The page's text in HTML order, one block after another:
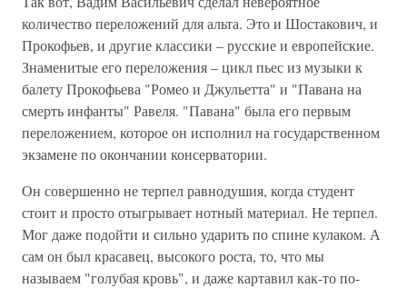
количество переложений для альта. Это и Шостакович, и
Прокофьев, и другие классики – русские и европейские.
Знаменитые его переложения – цикл пьес из музыки к
балету Прокофьева "Ромео и Джульетта" и "Павана на
смерть инфанты" Равеля. "Павана" была его первым
переложением, которое он исполнил на государственном
экзамене по окончании консерватории.
Он совершенно не терпел равнодушия, когда студент
стоит и просто отыгрывает нотный материал. Не терпел.
Мог даже подойти и сильно ударить по спине кулаком. А
сам он был красавец, высокого роста, то, что мы
называем "голубая кровь", и даже картавил как-то по-